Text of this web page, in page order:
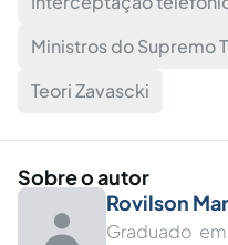
Ministros do Supremo
Teori Zavascki
Sobre o autor
Rovilson
Graduado